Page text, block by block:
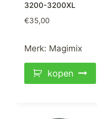
3200-3200XL
€35,00
Merk: Magimix
kopen